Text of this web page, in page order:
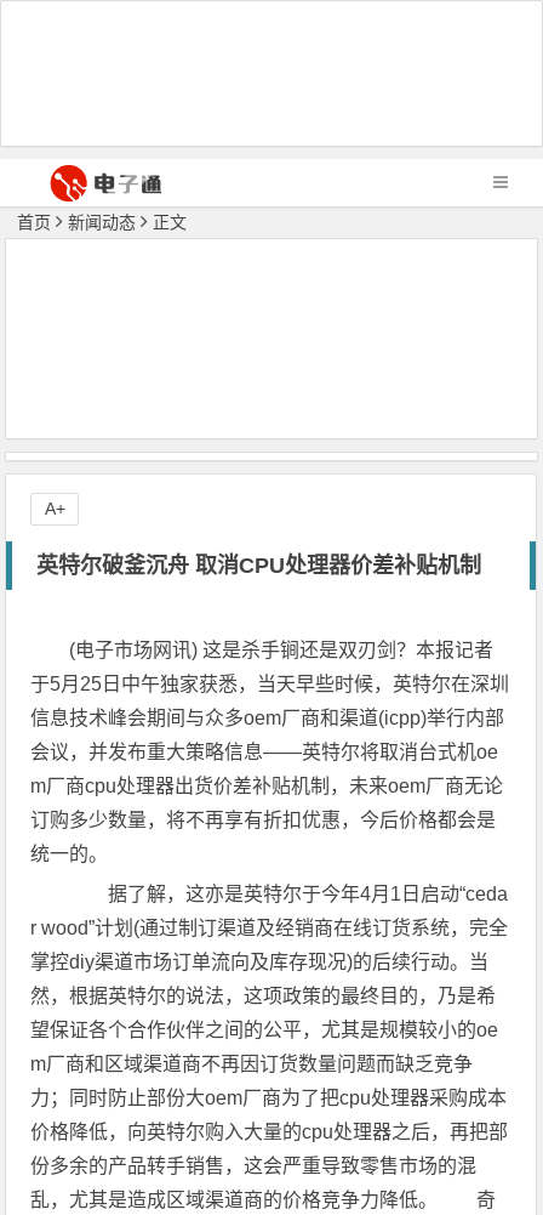
首页 新闻动态 正文
英特尔破釜沉舟 取消CPU处理器价差补贴机制
(电子市场网讯) 这是杀手锏还是双刃剑？本报记者
于5月25日中午独家获悉，当天早些时候，英特尔在深圳
信息技术峰会期间与众多oem厂商和渠道(icpp)举行内部
会议，并发布重大策略信息——英特尔将取消台式机oe
m厂商cpu处理器出货价差补贴机制，未来oem厂商无论
订购多少数量，将不再享有折扣优惠，今后价格都会是
统一的。
据了解，这亦是英特尔于今年4月1日启动“ceda
r wood”计划(通过制订渠道及经销商在线订货系统，完全
掌控diy渠道市场订单流向及库存现况)的后续行动。当
然，根据英特尔的说法，这项政策的最终目的，乃是希
望保证各个合作伙伴之间的公平，尤其是规模较小的oe
m厂商和区域渠道商不再因订货数量问题而缺乏竞争
力；同时防止部份大oem厂商为了把cpu处理器采购成本
价格降低，向英特尔购入大量的cpu处理器之后，再把部
份多余的产品转手销售，这会严重导致零售市场的混
乱，尤其是造成区域渠道商的价格竞争力降低。 奇
A+